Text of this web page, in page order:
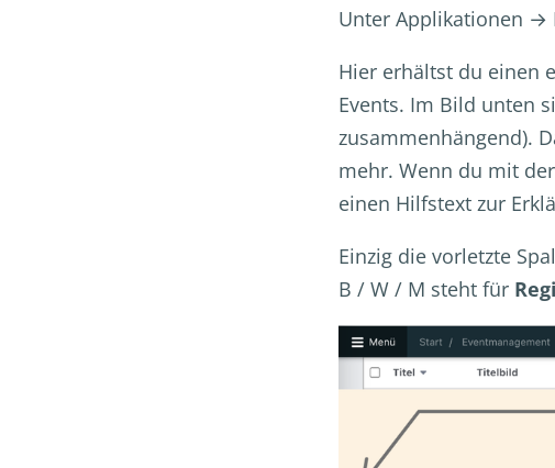
Unter Applikationen →
Hier erhältst du einen
Events. Im Bild unten
zusammenhängend).
mehr. Wenn du mit
einen Hilfstext zur
Einzig die vorletzte
B / W / M steht für